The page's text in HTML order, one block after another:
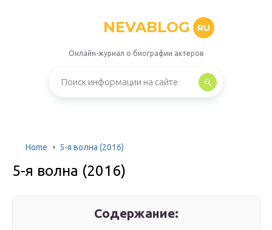
NEVABLOG RU
Онлайн-журнал о биографии актеров
Home 5-я волна (2016)
5-я волна (2016)
Содержание: